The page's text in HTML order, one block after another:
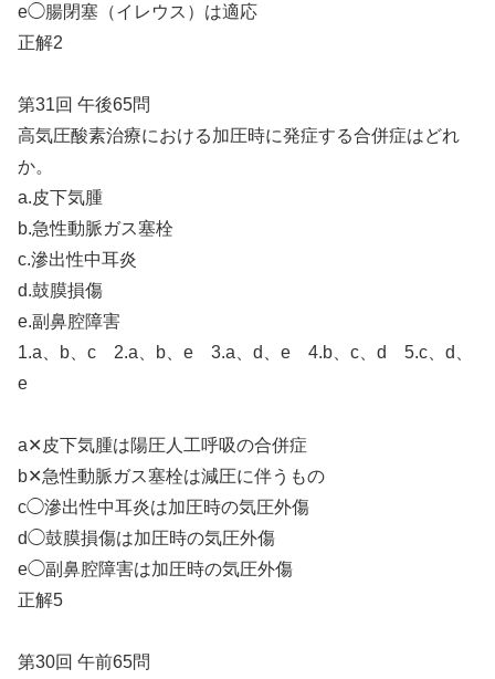
e◯腸閉塞（イレウス）は適応
正解2
第31回 午後65問
高気圧酸素治療における加圧時に発症する合併症はどれ
か。
a.皮下気腫
b.急性動脈ガス塞栓
c.滲出性中耳炎
d.鼓膜損傷
e.副鼻腔障害
1.a、b、c 2.a、b、e 3.a、d、e 4.b、c、d 5.c、d、
e
a✕皮下気腫は陽圧人工呼吸の合併症
b✕急性動脈ガス塞栓は減圧に伴うもの
c◯滲出性中耳炎は加圧時の気圧外傷
d◯鼓膜損傷は加圧時の気圧外傷
e◯副鼻腔障害は加圧時の気圧外傷
正解5
第30回 午前65問